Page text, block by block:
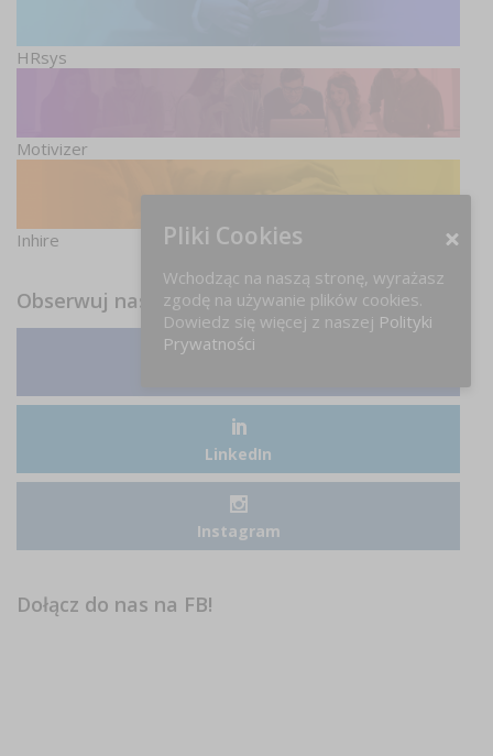
HRsys
Motivizer
Inhire
Obserwuj nas
LinkedIn
Instagram
Dołącz do nas na FB!
Pliki Cookies
Wchodząc na naszą stronę, wyrażasz
zgodę na używanie plików cookies.
Dowiedz się więcej z naszej Polityki
Prywatności